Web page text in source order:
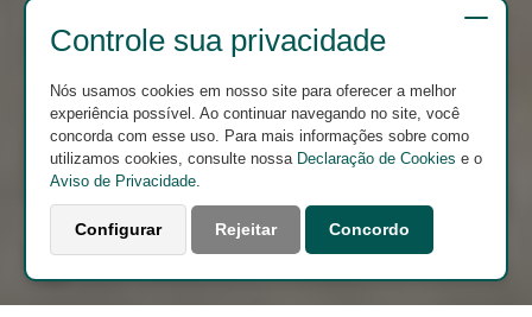
Controle sua privacidade
Nós usamos cookies em nosso site para oferecer a melhor
experiência possível. Ao continuar navegando no site, você
concorda com esse uso. Para mais informações sobre como
utilizamos cookies, consulte nossa Declaração de Cookies e o
Aviso de Privacidade.
Configurar Rejeitar Concordo